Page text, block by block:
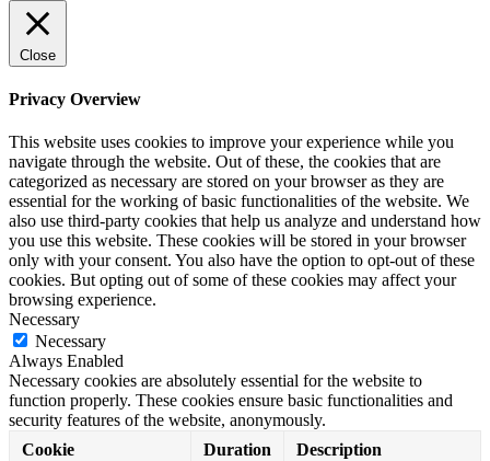
Close
Privacy Overview
This website uses cookies to improve your experience while you
navigate through the website. Out of these, the cookies that are
categorized as necessary are stored on your browser as they are
essential for the working of basic functionalities of the website. We
also use third-party cookies that help us analyze and understand how
you use this website. These cookies will be stored in your browser
only with your consent. You also have the option to opt-out of these
cookies. But opting out of some of these cookies may affect your
browsing experience.
Necessary
Necessary
Always Enabled
Necessary cookies are absolutely essential for the website to
function properly. These cookies ensure basic functionalities and
security features of the website, anonymously.
Cookie
Duration Description